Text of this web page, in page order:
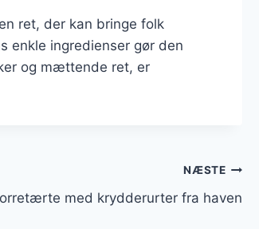
ret, der kan bringe folk
enkle ingredienser gør den
og mættende ret, er
NÆSTE
med krydderurter fra haven